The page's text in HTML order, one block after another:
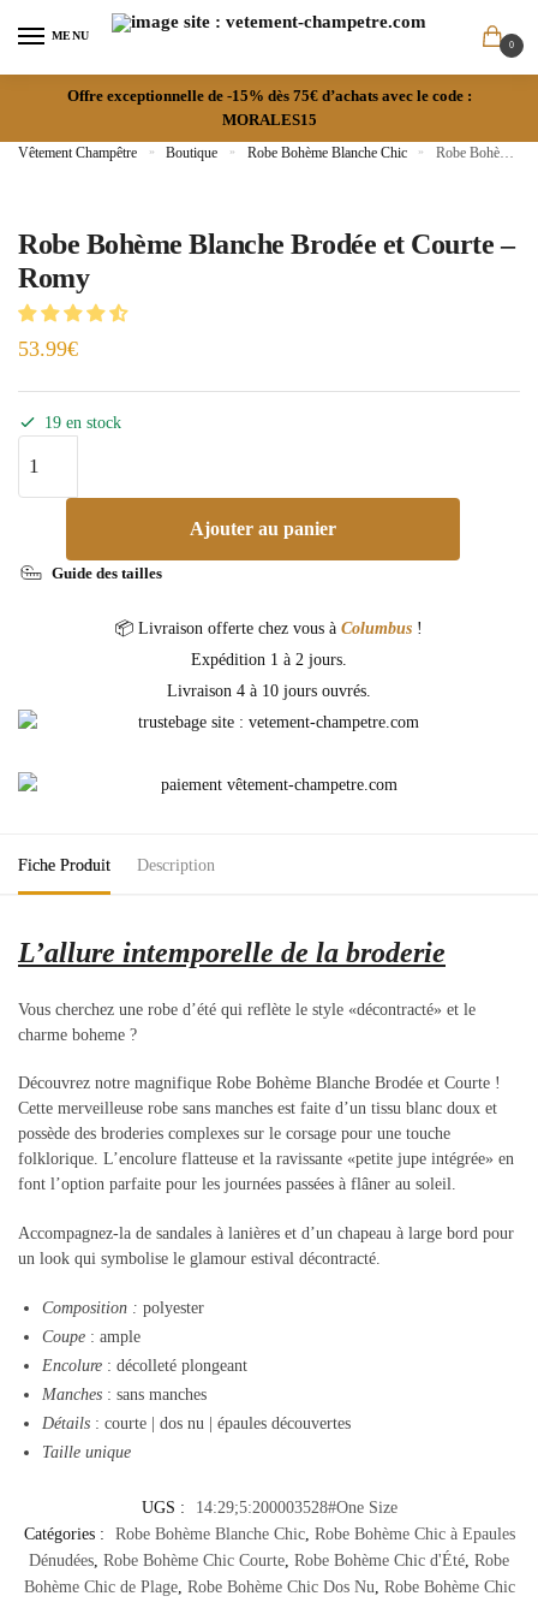
MENU
0
Offre exceptionnelle de -15% dès 75€ d’achats avec le code :
MORALES15
Vêtement Champêtre » Boutique » Robe Bohème Blanche Chic » Robe Bohème Blanche Brodée et Courte – Romy
Robe Bohème Blanche Brodée et Courte –
Romy
53.99€
19 en stock
Ajouter au panier
Guide des tailles
📦 Livraison offerte chez vous à Columbus !
Expédition 1 à 2 jours.
Livraison 4 à 10 jours ouvrés.
Fiche Produit Description
L’allure intemporelle de la broderie
Vous cherchez une robe d’été qui reflète le style «décontracté» et le
charme boheme ?
Découvrez notre magnifique Robe Bohème Blanche Brodée et Courte !
Cette merveilleuse robe sans manches est faite d’un tissu blanc doux et
possède des broderies complexes sur le corsage pour une touche
folklorique. L’encolure flatteuse et la ravissante «petite jupe intégrée» en
font l’option parfaite pour les journées passées à flâner au soleil.
Accompagnez-la de sandales à lanières et d’un chapeau à large bord pour
un look qui symbolise le glamour estival décontracté.
Composition : polyester
Coupe : ample
Encolure : décolleté plongeant
Manches : sans manches
Détails : courte | dos nu | épaules découvertes
Taille unique
UGS :
14:29;5:200003528#One Size
Catégories :
Robe Bohème Blanche Chic, Robe Bohème Chic à Epaules
Dénudées Robe Bohème Chic Courte Robe Bohème Chic d'Été Robe
Bohème Chic de Plage, Robe Bohème Chic Dos Nu Robe Bohème Chic